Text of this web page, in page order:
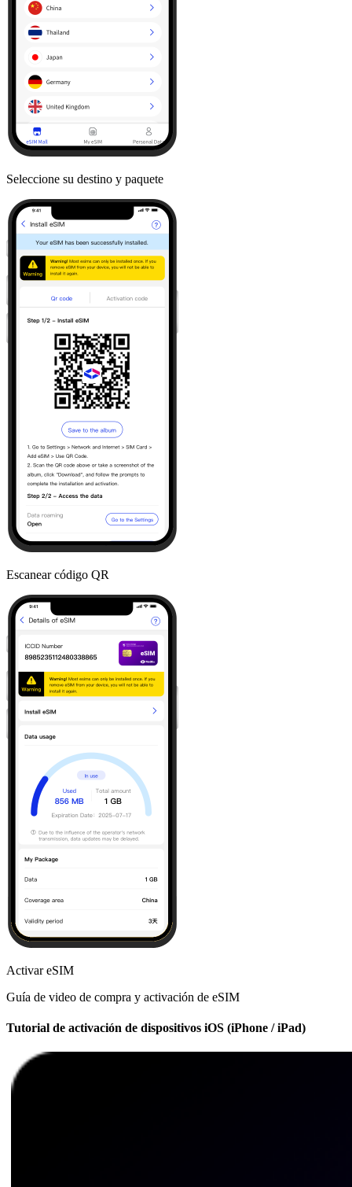
Seleccione su destino y paquete
Escanear código QR
Activar eSIM
Guía de video de compra y activación de eSIM
Tutorial de activación de dispositivos iOS (iPhone / iPad)